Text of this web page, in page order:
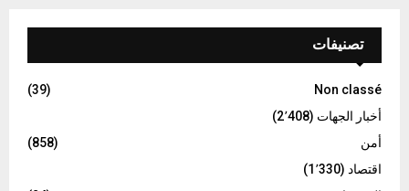
تصنيفات
Non classé
(39)
أخبار الجهات (2٬408)
أمن
(858)
اقتصاد (1٬330)